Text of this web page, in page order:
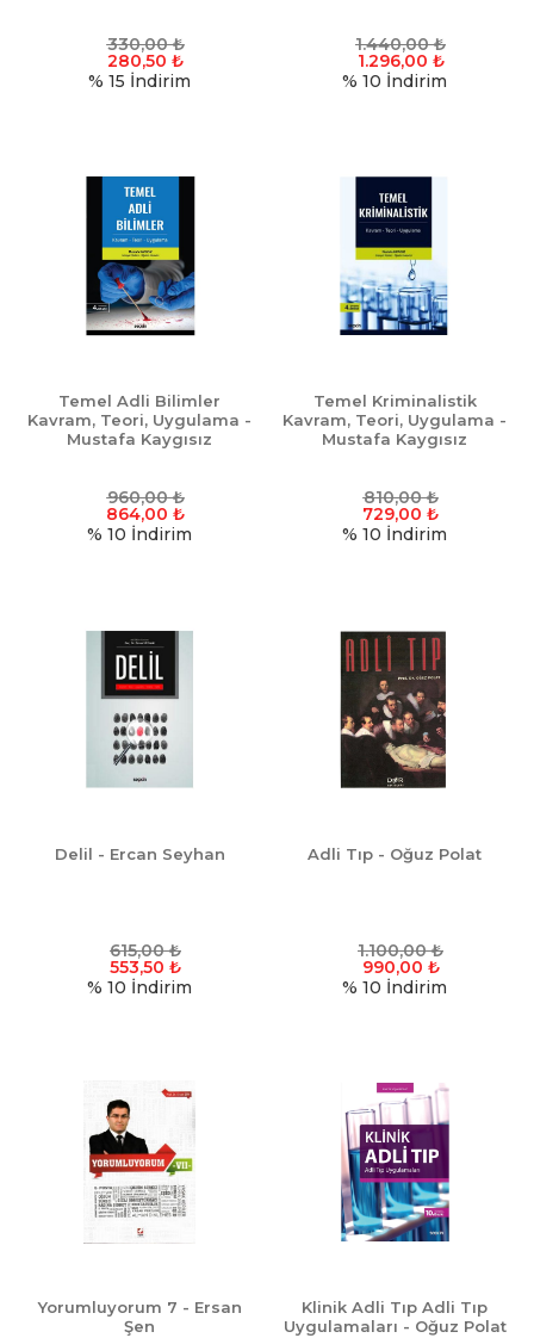
330,00₺
280,50 ₺
% 15 İndirim
1.440,00₺
1.296,00 ₺
% 10 İndirim
Temel Adli Bilimler
Kavram, Teori, Uygulama -
Mustafa Kaygısız
960,00₺
864,00 ₺
% 10 İndirim
Temel Kriminalistik
Kavram, Teori, Uygulama -
Mustafa Kaygısız
810,00₺
729,00 ₺
% 10 İndirim
Delil - Ercan Seyhan
615,00₺
553,50 ₺
% 10 İndirim
Adli Tıp - Oğuz Polat
1.100,00₺
990,00 ₺
% 10 İndirim
Yorumluyorum 7 - Ersan
Şen
Klinik Adli Tıp Adli Tıp
Uygulamaları - Oğuz Polat